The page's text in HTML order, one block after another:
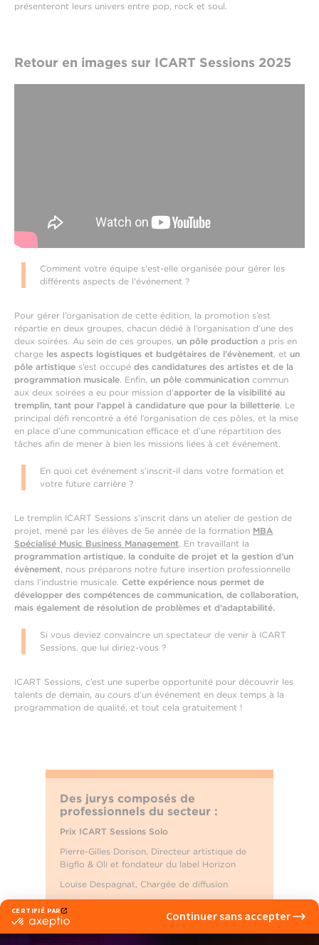
présenteront leurs univers entre pop, rock et soul.
Retour en images sur ICART Sessions 2025
Comment votre équipe s'est-elle organisée pour gérer les
différents aspects de l'événement ?
Pour gérer l’organisation de cette édition, la promotion s’est
répartie en deux groupes, chacun dédié à l’organisation d’une des
deux soirées. Au sein de ces groupes, un pôle production a pris en
charge les aspects logistiques et budgétaires de l’évènement, et un
pôle artistique s’est occupé des candidatures des artistes et de la
programmation musicale. Enfin, un pôle communication commun
aux deux soirées a eu pour mission d’apporter de la visibilité au
tremplin, tant pour l’appel à candidature que pour la billetterie. Le
principal défi rencontré a été l’organisation de ces pôles, et la mise
en place d’une communication efficace et d’une répartition des
tâches afin de mener à bien les missions liées à cet événement.
En quoi cet événement s’inscrit-il dans votre formation et
votre future carrière ?
Le tremplin ICART Sessions s’inscrit dans un atelier de gestion de
projet, mené par les élèves de 5e année de la formation MBA
Spécialisé Music Business Management. En travaillant la
programmation artistique, la conduite de projet et la gestion d’un
évènement, nous préparons notre future insertion professionnelle
dans l’industrie musicale. Cette expérience nous permet de
développer des compétences de communication, de collaboration,
mais également de résolution de problèmes et d’adaptabilité.
Si vous deviez convaincre un spectateur de venir à ICART
Sessions, que lui diriez-vous ?
ICART Sessions, c’est une superbe opportunité pour découvrir les
talents de demain, au cours d’un événement en deux temps à la
programmation de qualité, et tout cela gratuitement !
Des jurys composés de
professionnels du secteur :
Prix ICART Sessions Solo
Pierre-Gilles Dorison, Directeur artistique de
Bigflo & Oli et fondateur du label Horizon
Louise Despagnat, Chargée de diffusion
Jérôme Labory, Responsable musique AOC
production